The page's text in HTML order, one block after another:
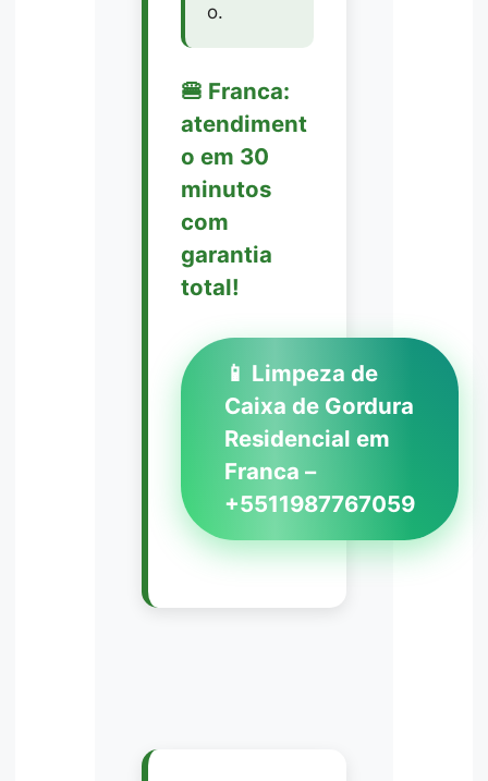
o.
🍔 Franca:
atendiment
o em 30
minutos
com
garantia
total!
📱 Limpeza de
Caixa de Gordura
Residencial em
Franca –
+5511987767059